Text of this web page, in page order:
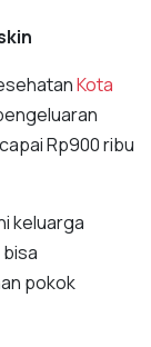
Kota
Rp900 ribu
keluarga
pokok